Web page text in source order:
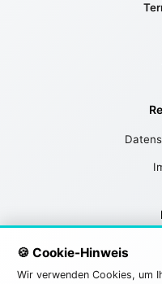
🍪 Cookie-Hinweis
Wir verwenden Cookies, um